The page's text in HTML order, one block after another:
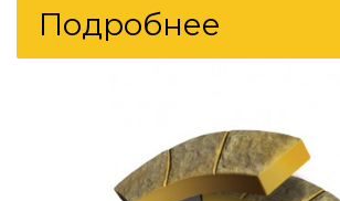
Подробнее